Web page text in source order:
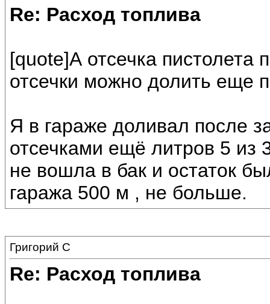
Re: Расход топлива
[quote]А отсечка пистолета
отсечки можно долить еще
Я в гараже доливал после
отсечками ещё литров 5 из
не вошла в бак и остаток
гаража 500 м , не больше.
Григорий С
Re: Расход топлива